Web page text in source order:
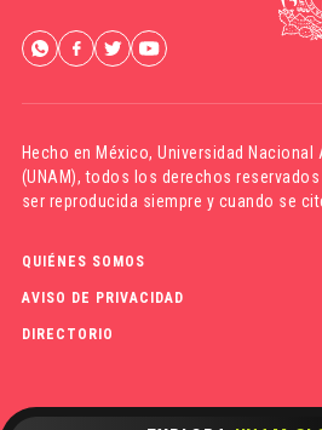
Hecho en México,Universidad Nacional
(UNAM), todos los derechos reservados
ser reproducida siempre y cuando se
QUIÉNES SOMOS
AVISO DE PRIVACIDAD
DIRECTORIO